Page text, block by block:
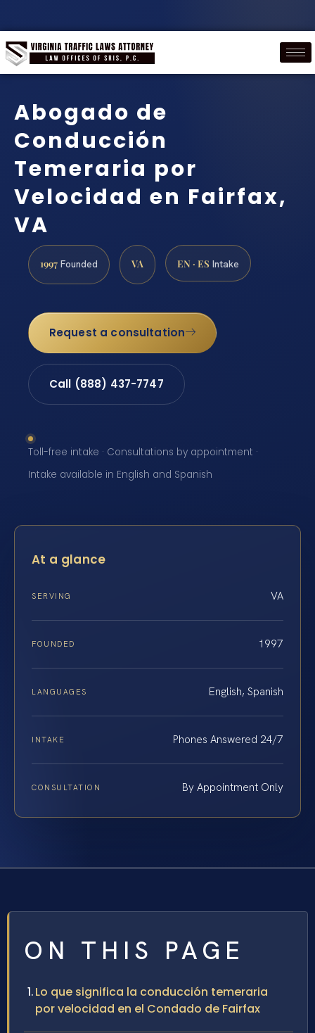
Abogado de
Conducción
Temeraria por
Velocidad en Fairfax,
VA
1997 Founded VA EN · ES Intake
Request a consultation
Call (888) 437-7747
Toll-free intake · Consultations by appointment ·
Intake available in English and Spanish
At a glance
SERVING VA
FOUNDED 1997
LANGUAGES English, Spanish
INTAKE Phones Answered 24/7
CONSULTATION By Appointment Only
ON THIS PAGE
Lo que significa la conducción temeraria
por velocidad en el Condado de Fairfax